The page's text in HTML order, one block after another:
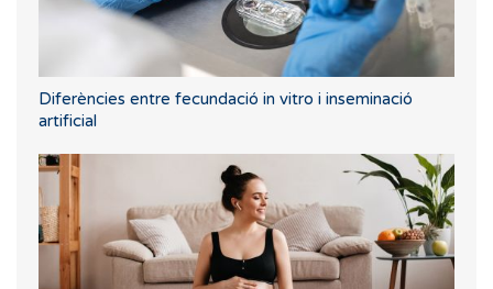
Diferències entre fecundació in vitro i inseminació
artificial